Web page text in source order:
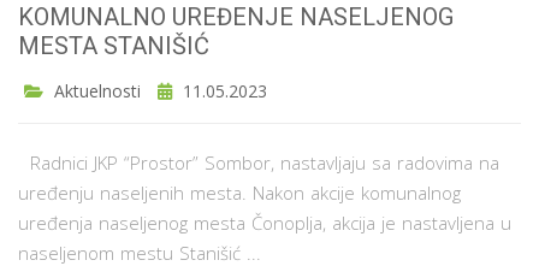
KOMUNALNO UREĐENJE NASELJENOG
MESTA STANIŠIĆ
Aktuelnosti 11.05.2023
Radnici JKP “Prostor” Sombor, nastavljaju sa radovima na
uređenju naseljenih mesta. Nakon akcije komunalnog
uređenja naseljenog mesta Čonoplja, akcija je nastavljena u
naseljenom mestu Stanišić ...